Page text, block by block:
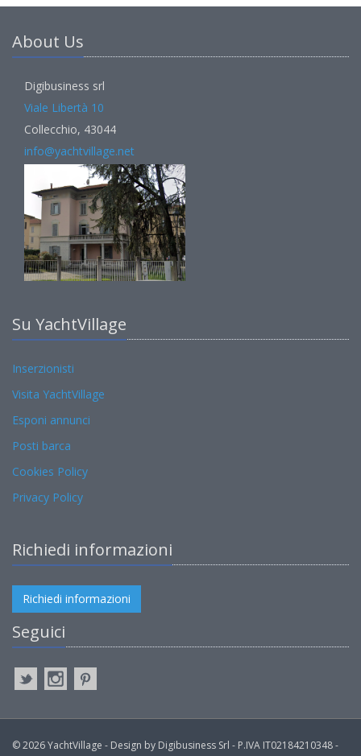
About Us
Digibusiness srl
Viale Libertà 10
Collecchio, 43044
info@yachtvillage.net
Su YachtVillage
Inserzionisti
Visita YachtVillage
Esponi annunci
Posti barca
Cookies Policy
Privacy Policy
Richiedi informazioni
Richiedi informazioni
Seguici
© 2026 YachtVillage - Design by Digibusiness Srl - P.IVA IT02184210348 -